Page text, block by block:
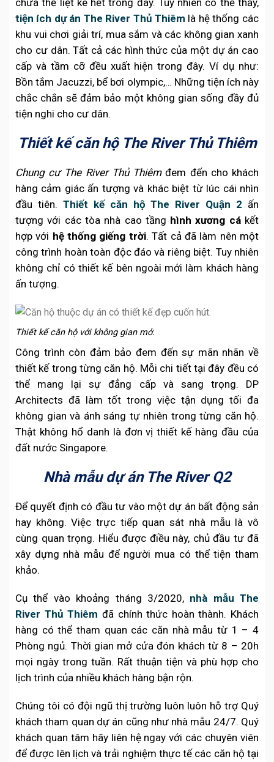
chưa thể liệt kê hết trong đây. Tuy nhiên có thể thấy,
tiện ích dự án The River Thủ Thiêm là hệ thống các
khu vui chơi giải trí, mua sắm và các không gian xanh
cho cư dân. Tất cả các hình thức của một dự án cao
cấp và tầm cỡ đều xuất hiện trong đây. Ví dụ như:
Bồn tắm Jacuzzi, bể bơi olympic,… Những tiện ích này
chắc chắn sẽ đảm bảo một không gian sống đầy đủ
tiện nghi cho cư dân.
Thiết kế căn hộ The River Thủ Thiêm
Chung cư The River Thủ Thiêmđem đến cho khách
hàng cảm giác ấn tượng và khác biệt từ lúc cái nhìn
đầu tiên. Thiết kế căn hộ The River Quận 2 ấn
tượng với các tòa nhà cao tầng hình xương cákết
hợp với hệ thống giếng trời. Tất cả đã làm nên một
công trình hoàn toàn độc đáo và riêng biệt. Tuy nhiên
không chỉ có thiết kế bên ngoài mới làm khách hàng
ấn tượng.
Thiết kế căn hộ với không gian mở.
Công trình còn đảm bảo đem đến sự mãn nhãn về
thiết kế trong từng căn hộ. Mỗi chi tiết tại đây đều có
thể mang lại sự đẳng cấp và sang trọng. DP
Architects đã làm tốt trong việc tận dụng tối đa
không gian và ánh sáng tự nhiên trong từng căn hộ.
Thật không hổ danh là đơn vị thiết kế hàng đầu của
đất nước Singapore.
Nhà mẫu dự án The River Q2
Để quyết định có đầu tư vào một dự án bất động sản
hay không. Việc trực tiếp quan sát nhà mẫu là vô
cùng quan trọng. Hiểu được điều này, chủ đầu tư đã
xây dựng nhà mẫu để người mua có thể tiện tham
khảo.
Cụ thể vào khoảng tháng 3/2020, nhà mẫu The
River Thủ Thiêm đã chính thức hoàn thành. Khách
hàng có thể tham quan các căn nhà mẫu từ 1 – 4
Phòng ngủ. Thời gian mở cửa đón khách từ 8 – 20h
mọi ngày trong tuần. Rất thuận tiện và phù hợp cho
lịch trình của nhiều khách hàng bận rộn.
Chúng tôi có đội ngũ thị trường luôn luôn hỗ trợ Quý
khách tham quan dự án cũng như nhà mẫu 24/7. Quý
khách quan tâm hãy liên hệ ngay với các chuyên viên
để được lên lịch và trải nghiệm thực tế các căn hộ tại